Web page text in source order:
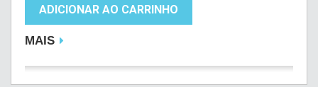
ADICIONAR AO CARRINHO
MAIS